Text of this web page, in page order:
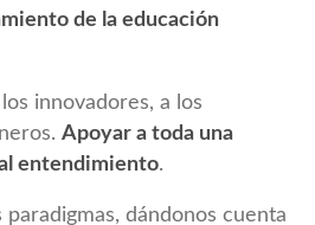
de la educación
innovadores, a los
Apoyar a toda una
entendimiento.
paradigmas, dándonos cuenta